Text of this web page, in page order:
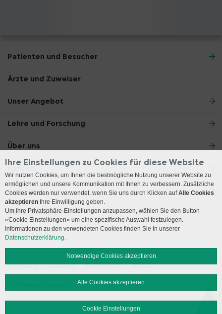
Patienten und Besucher
Ärzte und Zuweiser
Unser Angebot
Lehre und Forschung
Über uns
Anreise
Besuchszeiten
Social Media
Impressum Disclaimer Datenschutz Sitemap
Ihre Einstellungen zu Cookies für diese Website
Wir nutzen Cookies, um Ihnen die bestmögliche Nutzung unserer Website zu
ermöglichen und unsere Kommunikation mit Ihnen zu verbessern. Zusätzliche
Cookies werden nur verwendet, wenn Sie uns durch Klicken aufAlle Cookies
akzeptieren Ihre Einwilligung geben.
Um Ihre Privatsphäre-Einstellungen anzupassen, wählen Sie den Button
«Cookie Einstellungen» um eine spezifische Auswahl festzulegen.
Informationen zu den verwendeten Cookies finden Sie in unserer
Datenschutzerklärung.
Notwendige Cookies akzeptieren
Alle Cookies akzeptieren
Cookie Einstellungen